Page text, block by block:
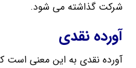
شرکت گذاشته می شود.
آورده نقدی
آورده نقدی به این معنی